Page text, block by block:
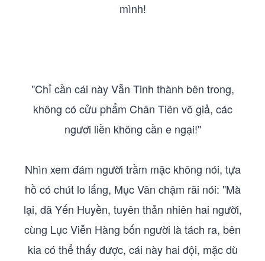
mình!
"Chỉ cần cái này Vẫn Tinh thành bên trong,
không có cửu phẩm Chân Tiên võ giả, các
ngươi liền không cần e ngại!"
Nhìn xem đám người trầm mặc không nói, tựa
hồ có chút lo lắng, Mục Vân chậm rãi nói: "Mà
lại, đã Yến Huyền, tuyên thản nhiên hai người,
cùng Lục Viễn Hàng bốn người là tách ra, bên
kia có thể thấy được, cái này hai đội, mặc dù